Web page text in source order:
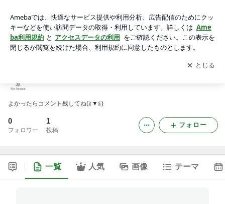
アプリをダウンロードして ブログの更新通知
を受け取りまし
ょう。
開く
よかったらコメント残してね(≧▼≦)
0
フォロワー
1
投稿
フォロー
一覧 人気 画像 テーマ